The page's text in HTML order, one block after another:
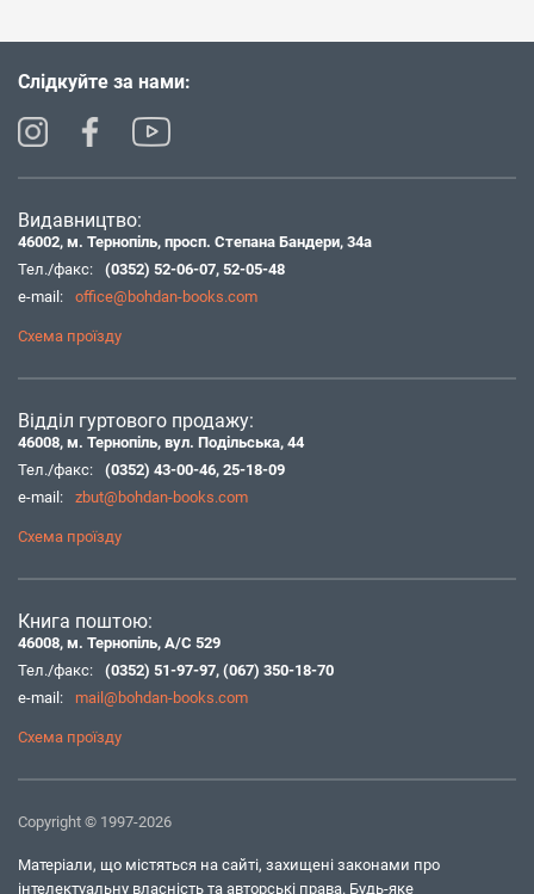
Слідкуйте за нами:
Видавництво:
46002, м. Тернопіль, просп. Степана Бандери, 34а
Тел./факс:
(0352) 52-06-07, 52-05-48
e-mail:
office@bohdan-books.com
Схема проїзду
Відділ гуртового продажу:
46008, м. Тернопіль, вул. Подільська, 44
Тел./факс:
(0352) 43-00-46, 25-18-09
e-mail:
zbut@bohdan-books.com
Схема проїзду
Книга поштою:
46008, м. Тернопіль, А/С 529
Тел./факс:
(0352) 51-97-97, (067) 350-18-70
e-mail:
mail@bohdan-books.com
Схема проїзду
Copyright © 1997-2026
Матеріали, що містяться на сайті, захищені законами про
інтелектуальну власність та авторські права. Будь-яке